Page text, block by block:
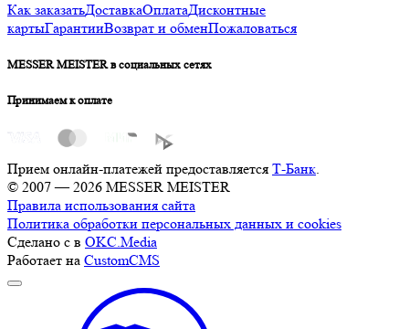
Как заказатьДоставкаОплатаДисконтные
картыГарантииВозврат и обменПожаловаться
MESSER MEISTER в социальных сетях
Принимаем к оплате
Прием онлайн-платежей предоставляется Т-Банк
© 2007 — 2026 MESSER MEISTER
Правила использования сайта
Политика обработки персональных данных и cookies
Сделано с в OKC.Media
Работает на CustomCMS